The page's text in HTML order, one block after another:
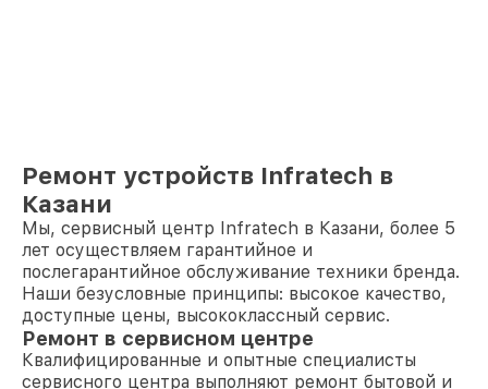
Ремонт устройств Infratech в
Казани
Мы, сервисный центр Infratech в Казани, более 5
лет осуществляем гарантийное и
послегарантийное обслуживание техники бренда.
Наши безусловные принципы: высокое качество,
доступные цены, высококлассный сервис.
Ремонт в сервисном центре
Квалифицированные и опытные специалисты
сервисного центра выполняют ремонт бытовой и